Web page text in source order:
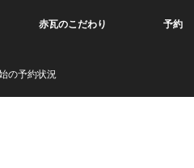
赤瓦のこだわり 予約
の予約状況